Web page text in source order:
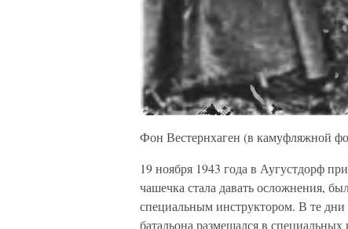
Фон Вестернхаген (в камуфляжной
19 ноября 1943 года в Аугустдорф
чашечка стала давать осложнения,
специальным инструктором. В те дни
батальона размещался в